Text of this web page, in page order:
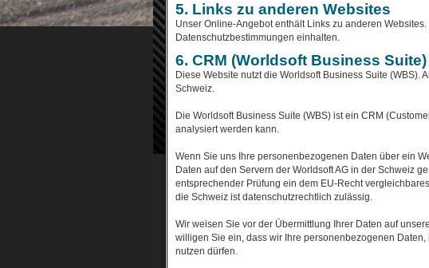
5. Links zu anderen Websites
Unser Online-Angebot enthält Links zu anderen
Datenschutzbestimmungen einhalten.
6. CRM (Worldsoft Business
Diese Website nutzt die Worldsoft Business Suite (WBS).
Schweiz.
Die Worldsoft Business Suite (WBS) ist ein CRM
analysiert werden kann.
Wenn Sie uns Ihre personenbezogenen Daten über ein
Daten auf den Servern der Worldsoft AG in der Schweiz
entsprechender Prüfung ein dem EU-Recht
die Schweiz ist datenschutzrechtlich zulässig.
Wir weisen Sie vor der Übermittlung Ihrer Daten auf
willigen Sie ein, dass wir Ihre personenbezogenen
nutzen dürfen.